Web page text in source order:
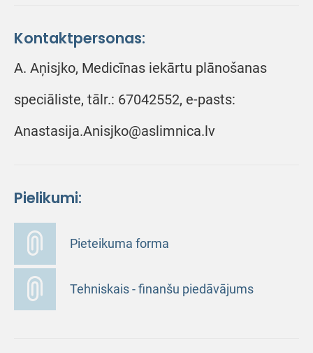
Kontaktpersonas:
A. Aņisjko, Medicīnas iekārtu plānošanas
speciāliste, tālr.: 67042552, e-pasts:
Anastasija.Anisjko@aslimnica.lv
Pielikumi:
Pieteikuma forma
Tehniskais - finanšu piedāvājums